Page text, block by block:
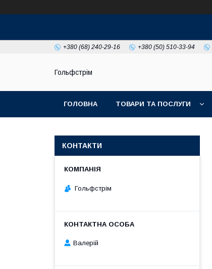
+380 (68) 240-29-16 +380 (50) 510-33-94
Гольфстрім
ГОЛОВНА ТОВАРИ ТА ПОСЛУГИ
КОНТАКТИ
Гольфстрім
Валерій